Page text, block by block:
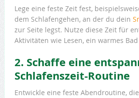
Lege eine feste Zeit fest,
dem Schlafengehen, an der du dein
zur Seite legst. Nutze diese Zeit für
Aktivitäten wie Lesen, ein warmes
2. Schaffe eine
Schlafenszeit-Routine
Entwickle eine feste Abendroutine,